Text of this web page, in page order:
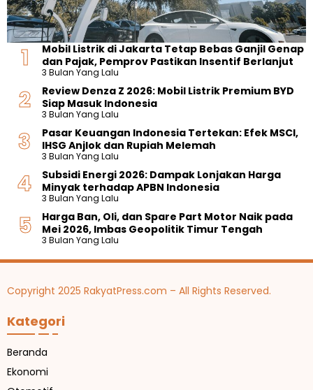
Mobil Listrik di Jakarta Tetap Bebas Ganjil Genap
dan Pajak, Pemprov Pastikan Insentif Berlanjut
3 Bulan Yang Lalu
Review Denza Z 2026: Mobil Listrik Premium BYD
Siap Masuk Indonesia
3 Bulan Yang Lalu
Pasar Keuangan Indonesia Tertekan: Efek MSCI,
IHSG Anjlok dan Rupiah Melemah
3 Bulan Yang Lalu
Subsidi Energi 2026: Dampak Lonjakan Harga
Minyak terhadap APBN Indonesia
3 Bulan Yang Lalu
Harga Ban, Oli, dan Spare Part Motor Naik pada
Mei 2026, Imbas Geopolitik Timur Tengah
3 Bulan Yang Lalu
Copyright 2025 RakyatPress.com – All Rights Reserved.
Kategori
Beranda
Ekonomi